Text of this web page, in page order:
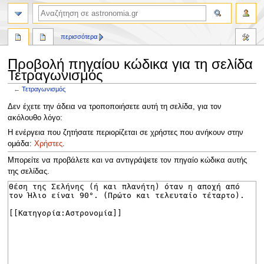
Προβολή πηγαίου κώδικα για τη σελίδα
Τετραγωνισμός
←Τετραγωνισμός
Πήδηση
στην
πλοήγηση
Πήδηση
στην
αναζήτηση
Δεν έχετε την άδεια να τροποποιήσετε αυτή τη σελίδα, για τον
ακόλουθο λόγο:
Η ενέργεια που ζητήσατε περιορίζεται σε χρήστες που ανήκουν στην
ομάδα: Χρήστες.
Μπορείτε να προβάλετε και να αντιγράψετε τον πηγαίο κώδικα αυτής
της σελίδας.
περισσότερα
αναζήτηση